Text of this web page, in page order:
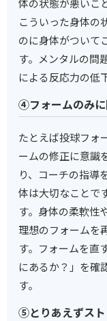
体の状態が悪いこ
こういった身体の
のに身体がついて
す。メンタルの問
による反応力の低
④フォームのみに
たとえば投球フォ
ームの修正に意識
り、コーチの指導
体は大切なことで
す。身体の柔軟性
理想のフォームを
す。フォームを直
にあるか？」を確
す。
⑤とりあえずス